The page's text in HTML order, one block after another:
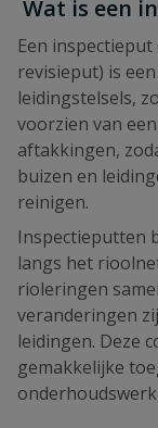
Wat is een
Een
revisieput) is
leidingstelsels,
voorzien van
aftakkingen,
buizen en
reinigen.
Inspectieputten
langs het
rioleringen
veranderingen
leidingen. Deze
gemakkelijke